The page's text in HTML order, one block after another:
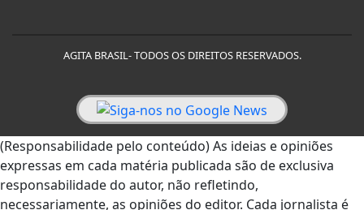
AGITA BRASIL- TODOS OS DIREITOS RESERVADOS.
(Responsabilidade pelo conteúdo) As ideias e opiniões
expressas em cada matéria publicada são de exclusiva
responsabilidade do autor, não refletindo,
necessariamente, as opiniões do editor. Cada jornalista é